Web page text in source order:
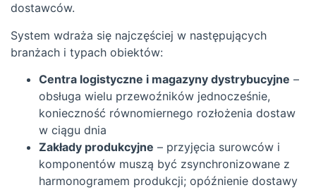
dostawców.
System wdraża się najczęściej w następujących
branżach i typach obiektów:
Centra logistyczne i magazyny dystrybucyjne –
obsługa wielu przewoźników jednocześnie,
konieczność równomiernego rozłożenia dostaw
w ciągu dnia
Zakłady produkcyjne – przyjęcia surowców i
komponentów muszą być zsynchronizowane z
harmonogramem produkcji; opóźnienie dostawy